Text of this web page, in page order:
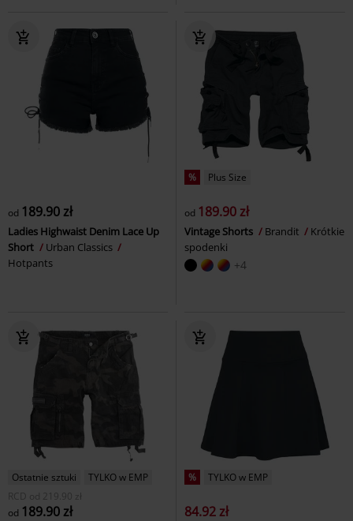
od 189.90 zł
Ladies Highwaist Denim Lace Up
Short
Urban Classics
Hotpants
% Plus Size
od 189.90 zł
Vintage Shorts Brandit
Krótkie
spodenki
+4
Ostatnie sztuki
TYLKO w EMP
RCD
od 219.90 zł
od 189.90 zł
% TYLKO w EMP
84.92 zł